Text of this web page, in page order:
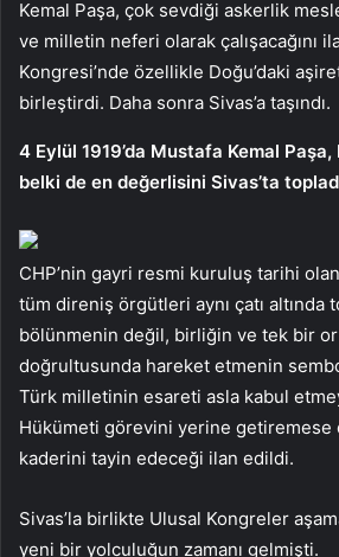
Kemal Paşa, çok sevdiği askerlik
ve milletin neferi olarak çalışacağını
Kongresi’nde özellikle Doğu’daki
birleştirdi. Daha sonra Sivas’a taşındı.
4 Eylül 1919’da Mustafa Kemal
belki de en değerlisini Sivas’ta
CHP’nin gayri resmi kuruluş tarihi
tüm direniş örgütleri aynı çatı altında
bölünmenin değil, birliğin ve tek bir
doğrultusunda hareket etmenin
Türk milletinin esareti asla kabul
Hükümeti görevini yerine getiremese
kaderini tayin edeceği ilan edildi.
Sivas’la birlikte Ulusal Kongreler
yeni bir yolculuğun zamanı gelmişti.